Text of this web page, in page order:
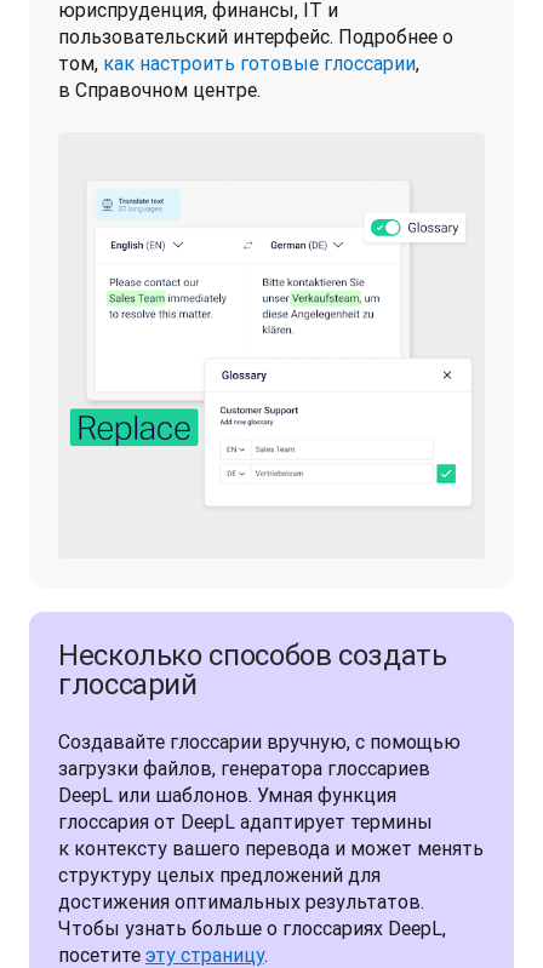
юриспруденция, финансы, IT и
пользовательский интерфейс. Подробнее о
том, как настроить готовые глоссарии,
в Справочном центре.
Несколько способов создать
глоссарий
Создавайте глоссарии вручную, с помощью
загрузки файлов, генератора глоссариев
DeepL или шаблонов. Умная функция
глоссария от DeepL адаптирует термины
к контексту вашего перевода и может менять
структуру целых предложений для
достижения оптимальных результатов.
Чтобы узнать больше о глоссариях DeepL,
посетите эту страницу.